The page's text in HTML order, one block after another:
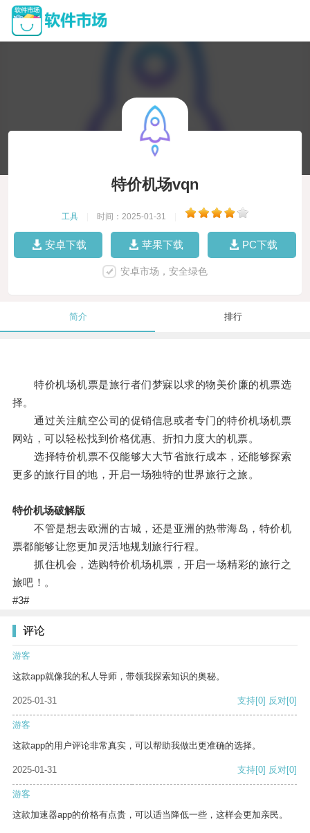
特价机场vqn
工具 时间：2025-01-31
安卓下载 苹果下载 PC下载
安卓市场，安全绿色
简介 排行
特价机场机票是旅行者们梦寐以求的物美价廉的机票选
择。
通过关注航空公司的促销信息或者专门的特价机场机票
网站，可以轻松找到价格优惠、折扣力度大的机票。
选择特价机票不仅能够大大节省旅行成本，还能够探索
更多的旅行目的地，开启一场独特的世界旅行之旅。
特价机场破解版
不管是想去欧洲的古城，还是亚洲的热带海岛，特价机
票都能够让您更加灵活地规划旅行行程。
抓住机会，选购特价机场机票，开启一场精彩的旅行之
旅吧！。
#3#
评论
游客
这款app就像我的私人导师，带领我探索知识的奥秘。
2025-01-31 支持[0] 反对[0]
游客
这款app的用户评论非常真实，可以帮助我做出更准确的选择。
2025-01-31 支持[0] 反对[0]
游客
这款加速器app的价格有点贵，可以适当降低一些，这样会更加亲民。